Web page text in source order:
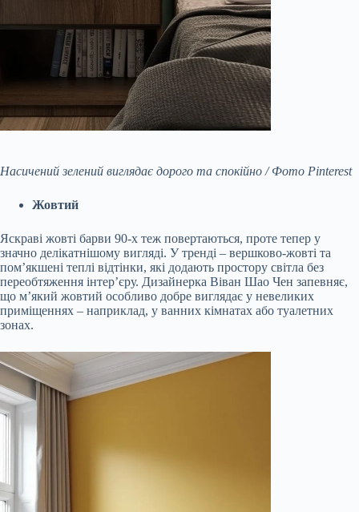
Насичений зелений виглядає дорого та спокійно / Фото Pinterest
Жовтий
Яскраві жовті барви 90-х теж повертаються, проте тепер у
значно делікатнішому вигляді. У тренді – вершково-жовті та
пом’якшені теплі відтінки, які додають простору світла без
переобтяження інтер’єру. Дизайнерка Віван Шао Чен запевняє,
що м’який жовтий особливо добре виглядає у невеликих
приміщеннях – наприклад, у ванних кімнатах або туалетних
зонах.